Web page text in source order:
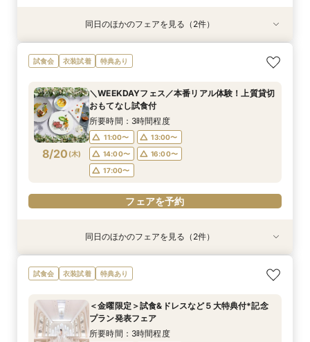
8/19( 水)
【遠方の方◎オンライン相談会】スマホで簡単！
豪華5大特典付き
13:00〜
14:00〜
15:00〜
16:00〜
17:00〜
フェアを予約
衣装試着
8/19( 水)
《限定プラン◆10~30名専用会場有》少人数
ウェディング相談フェア
11:00〜
13:00〜
14:00〜
16:00〜
17:00〜
フェアを予約
同日のほかのフェアを見る（2件）
試食会 衣装試着 特典あり
8/20 (木)
＼WEEKDAYフェス／本番リアル体験！上質貸切
おもてなし試食付
所要時間：3時間程度
11:00〜
13:00〜
14:00〜
16:00〜
17:00〜
フェアを予約
8/20(木)
【遠方の方◎オンライン相談会】スマホで簡単！
豪華5大特典付き
13:00〜
14:00〜
15:00〜
16:00〜
衣装試着
8/20(木)
《限定プラン◆10~30名専用会場有》少人数
ウェディング相談フェア
11:00〜
13:00〜
14:00〜
16:00〜
同日のほかのフェアを見る（2件）
試食会 衣装試着 特典あり
＜金曜限定＞試食&ドレスなど５大特典付*記念
プラン発表フェア
所要時間：3時間程度